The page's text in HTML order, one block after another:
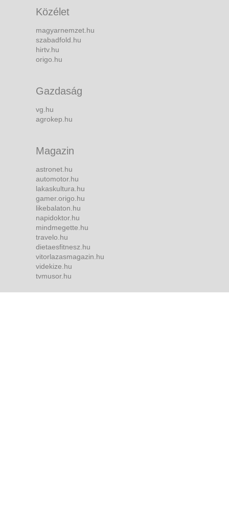
Közélet
magyarnemzet.hu
szabadfold.hu
hirtv.hu
origo.hu
Gazdaság
vg.hu
agrokep.hu
Magazin
astronet.hu
automotor.hu
lakaskultura.hu
gamer.origo.hu
likebalaton.hu
napidoktor.hu
mindmegette.hu
travelo.hu
dietaesfitnesz.hu
vitorlazasmagazin.hu
videkize.hu
tvmusor.hu